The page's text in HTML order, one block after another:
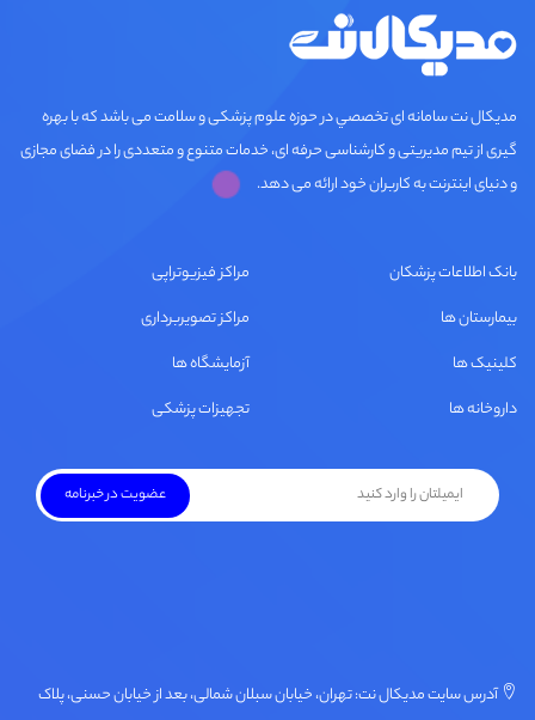
مديكال نت سامانه ای تخصصي در حوزه علوم پزشکی و سلامت می باشد که با بهره
گیری از تیم مدیریتی و کارشناسی حرفه ای، خدمات متنوع و متعددی را در فضای مجازی
و دنیای اینترنت به کاربران خود ارائه می دهد.
بانک اطلاعات پزشکان
بیمارستان ها
کلینیک ها
داروخانه ها
مراکز فیزیوتراپی
مراکز تصویربرداری
آزمایشگاه ها
تجهیزات پزشکی
آدرس سایت مدیکال نت: تهران، خیابان سبلان شمالی، بعد از خیابان حسنی، پلاک